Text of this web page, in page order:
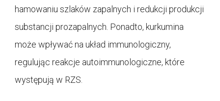
hamowaniu szlaków zapalnych i redukcji produkcji
substancji prozapalnych. Ponadto, kurkumina
może wpływać na układ immunologiczny,
regulując reakcje autoimmunologiczne, które
występują w RZS.